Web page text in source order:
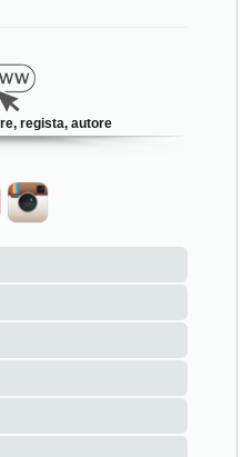
regista, autore